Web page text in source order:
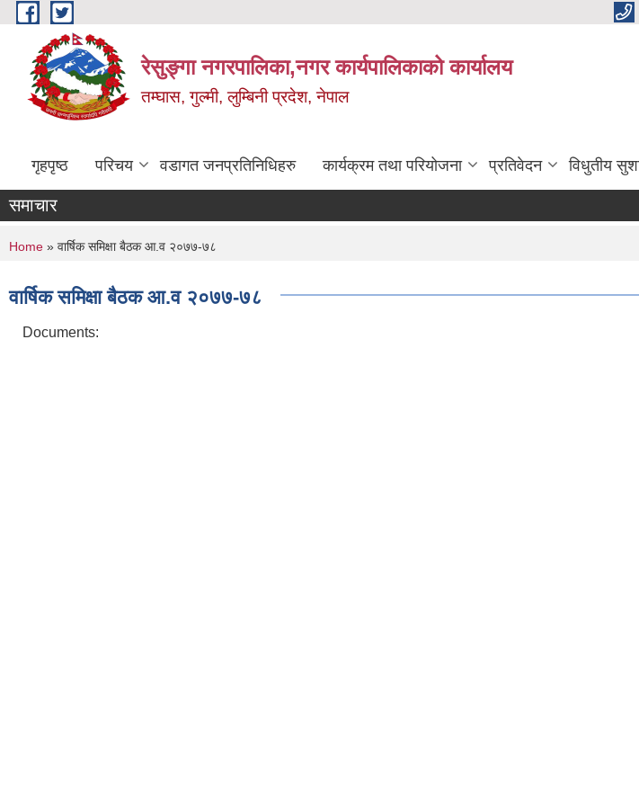
Skip to main content
रेसुङ्गा नगरपालिका,नगर कार्यपालिकाको कार्यालय
तम्घास, गुल्मी, लुम्बिनी प्रदेश, नेपाल
गृहपृष्ठ परिचय वडागत जनप्रतिनिधिहरु कार्यक्रम तथा परियोजना प्रतिवेदन विधुतीय
समाचार
You are here
Home » वार्षिक समिक्षा बैठक आ.व २०७७-७८
वार्षिक समिक्षा बैठक आ.व २०७७-७८
Documents: